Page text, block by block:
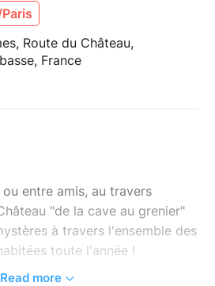
Route du Château,
France
entre amis, au travers
"de la cave au grenier"
à travers l'ensemble des
toute l'année !
Read more